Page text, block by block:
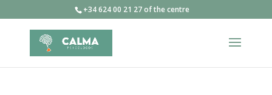
+34 624 00 21 27 of the centre